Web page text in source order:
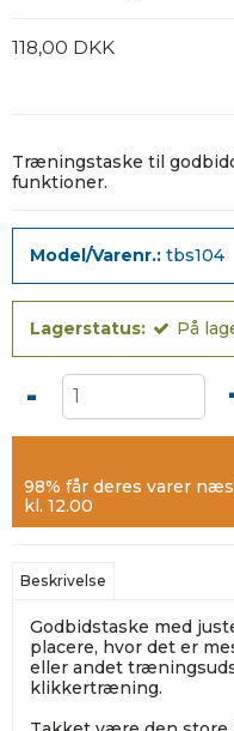
118,00 DKK
Træningstaske til
funktioner.
Model/Varenr.: tbs104
Lagerstatus: På
-
98% får deres varer
kl. 12.00
Beskrivelse
Godbidstaske med
placere, hvor det er
eller andet
klikkertræning.